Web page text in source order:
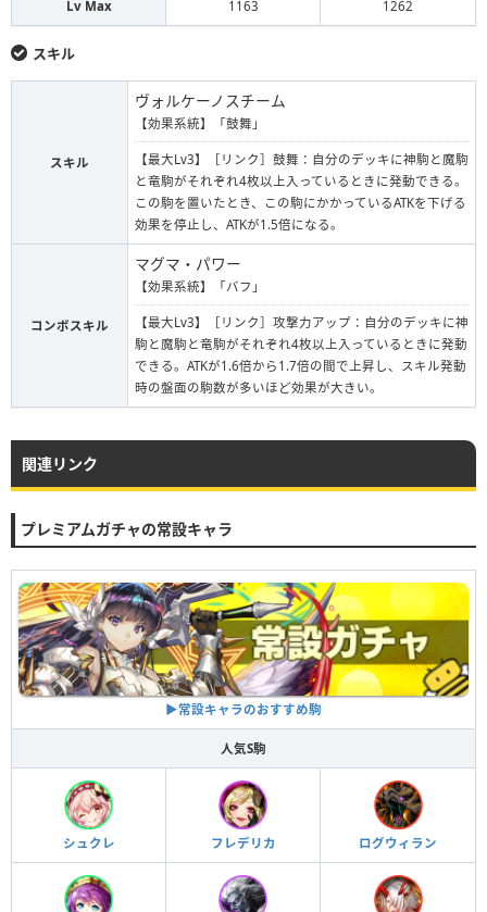
Lv Max 1163 1262
スキル
スキル
ヴォルケーノスチーム
【効果系統】「鼓舞」
【最大Lv3】［リンク］鼓舞：自分のデッキに神駒と魔駒
と竜駒がそれぞれ4枚以上入っているときに発動できる。
この駒を置いたとき、この駒にかかっているATKを下げる
効果を停止し、ATKが1.5倍になる。
コンボスキル
マグマ・パワー
【効果系統】「バフ」
【最大Lv3】［リンク］攻撃力アップ：自分のデッキに神
駒と魔駒と竜駒がそれぞれ4枚以上入っているときに発動
できる。ATKが1.6倍から1.7倍の間で上昇し、スキル発動
時の盤面の駒数が多いほど効果が大きい。
関連リンク
プレミアムガチャの常設キャラ
▶︎常設キャラのおすすめ駒
人気S駒
シュクレ フレデリカ ログウィラン